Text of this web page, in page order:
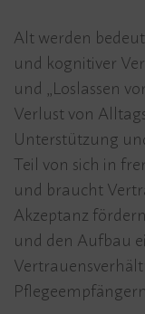
Alt werden
und kognitiver
und „Loslassen
Verlust von
Unterstützung
Teil von sich in
und braucht
Akzeptanz
und den Aufbau